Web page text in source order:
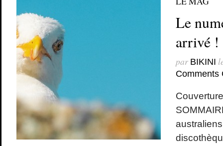
Le
arrivé !
par BIKINI
Comments